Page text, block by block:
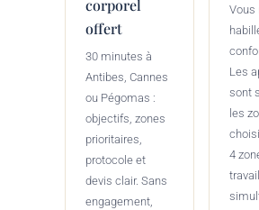
corporel
offert
30 minutes à
Antibes, Cannes
ou Pégomas :
objectifs, zones
prioritaires,
protocole et
devis clair. Sans
engagement,
Vous
Les
sont
les
4